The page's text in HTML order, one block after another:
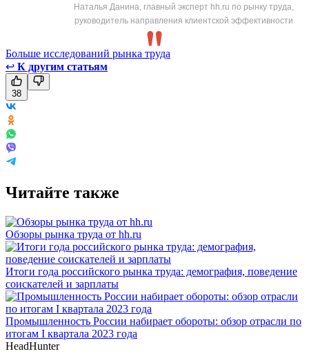
Наталья Данина, главный эксперт hh.ru по рынку труда,
руководитель направления клиентской эффективности
Больше исследований рынка труда
↩ К другим статьям
38
Читайте также
Обзоры рынка труда от hh.ru
Итоги года российского рынка труда: демография, поведение
соискателей и зарплаты
Промышленность России набирает обороты: обзор отрасли по
итогам I квартала 2023 года
HeadHunter